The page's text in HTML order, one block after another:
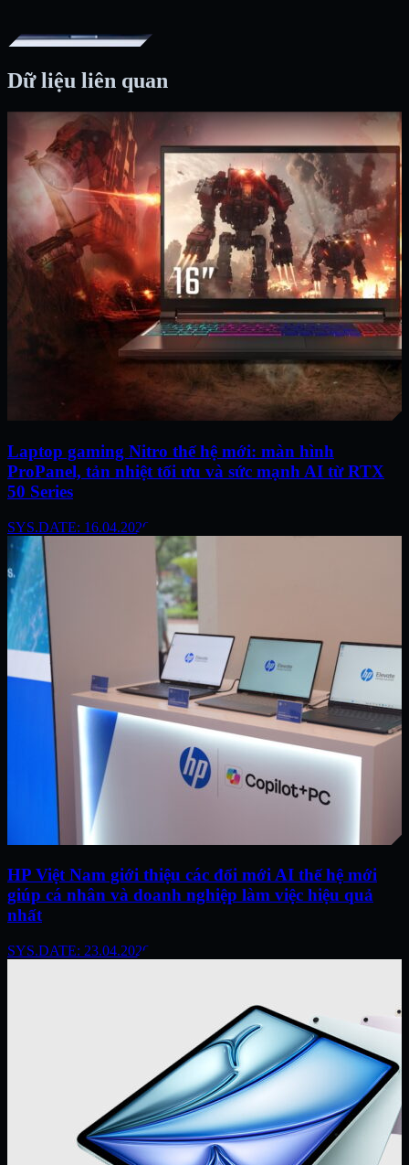
Dữ liệu liên quan
Laptop gaming Nitro thế hệ mới: màn hình
ProPanel, tản nhiệt tối ưu và sức mạnh AI từ RTX
50 Series
SYS.DATE: 16.04.2026
HP Việt Nam giới thiệu các đổi mới AI thế hệ mới
giúp cá nhân và doanh nghiệp làm việc hiệu quả
nhất
SYS.DATE: 23.04.2026